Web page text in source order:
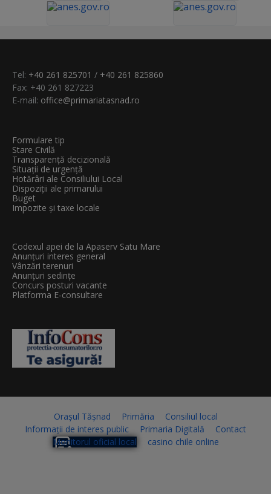
Tel: +40 261 825701 / +40 261 825860
Fax: +40 261 827223
E-mail: office@primariatasnad.ro
Formulare tip
Stare Civilă
Transparenţă decizională
Situații de urgență
Hotărâri ale Consiliului Local
Dispoziții ale primarului
Buget
Impozite și taxe locale
Codexul apei de la Apaserv Satu Mare
Anunțuri interes general
Vânzări terenuri
Anunțuri sedințe
Concurs posturi vacante
Platforma E-consultare
Orașul Tășnad Primăria
Consiliul local
Informații de interes public
Primaria Digitală
Contact
Monitorul oficial local
casino chile online